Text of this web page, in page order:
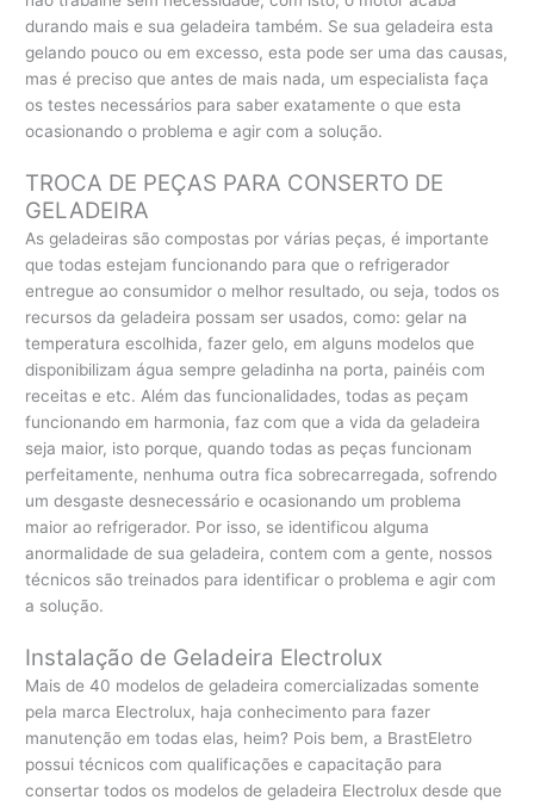
durando mais e sua geladeira também. Se sua geladeira esta
gelando pouco ou em excesso, esta pode ser uma das causas,
mas é preciso que antes de mais nada, um especialista faça
os testes necessários para saber exatamente o que esta
ocasionando o problema e agir com a solução.
TROCA DE PEÇAS PARA CONSERTO DE
GELADEIRA
As geladeiras são compostas por várias peças, é importante
que todas estejam funcionando para que o refrigerador
entregue ao consumidor o melhor resultado, ou seja, todos os
recursos da geladeira possam ser usados, como: gelar na
temperatura escolhida, fazer gelo, em alguns modelos que
disponibilizam água sempre geladinha na porta, painéis com
receitas e etc. Além das funcionalidades, todas as peçam
funcionando em harmonia, faz com que a vida da geladeira
seja maior, isto porque, quando todas as peças funcionam
perfeitamente, nenhuma outra fica sobrecarregada, sofrendo
um desgaste desnecessário e ocasionando um problema
maior ao refrigerador. Por isso, se identificou alguma
anormalidade de sua geladeira, contem com a gente, nossos
técnicos são treinados para identificar o problema e agir com
a solução.
Instalação de Geladeira Electrolux
Mais de 40 modelos de geladeira comercializadas somente
pela marca Electrolux, haja conhecimento para fazer
manutenção em todas elas, heim? Pois bem, a BrastEletro
possui técnicos com qualificações e capacitação para
consertar todos os modelos de geladeira Electrolux desde que